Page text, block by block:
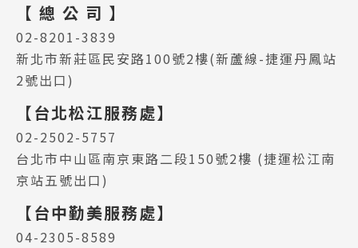
【 總 公 司 】
02-8201-3839
新北市新莊區民安路100號2樓(新蘆線-捷運丹鳳站
2號出口)
【台北松江服務處】
02-2502-5757
台北市中山區南京東路二段150號2樓 (捷運松江南
京站五號出口)
【台中勤美服務處】
04-2305-8589